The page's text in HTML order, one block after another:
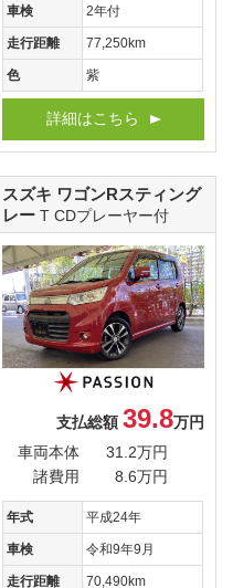
車検 2年付
走行距離 77,250km
色 紫
詳細はこちら
スズキ ワゴンRスティング
レーT CDプレーヤー付
支払総額 39.8万円
車両本体
31.2万円
諸費用
8.6万円
年式 平成24年
車検 令和9年9月
走行距離 70,490km